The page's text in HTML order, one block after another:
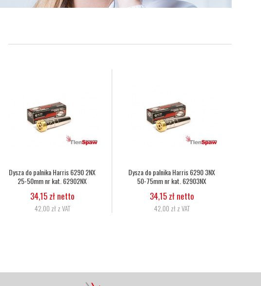
Dysza do palnika Harris 6290 2NX
25-50mm nr kat. 62902NX
34,15 zł netto
42,00 zł z VAT
Dysza do palnika Harris 6290 3NX
50-75mm nr kat. 62903NX
34,15 zł netto
42,00 zł z VAT